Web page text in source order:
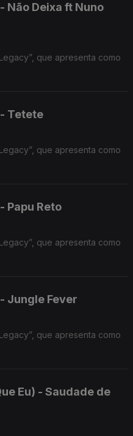
Não Deixa ft Nuno
que apresenta como
Tetete
que apresenta como
Papu Reto
que apresenta como
Jungle Fever
que apresenta como
Eu) - Saudade de